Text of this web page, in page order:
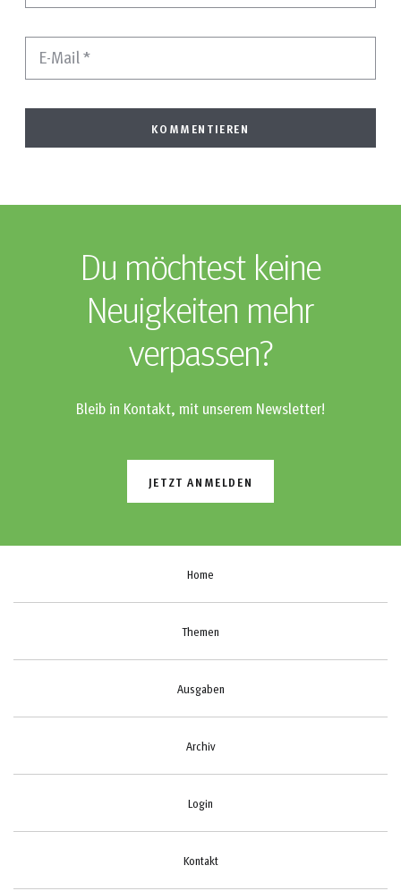
E-Mail*
Du möchtest keine
Neuigkeiten mehr
verpassen?
Bleib in Kontakt, mit unserem Newsletter!
JETZT ANMELDEN
Home
Themen
Ausgaben
Archiv
Login
Kontakt